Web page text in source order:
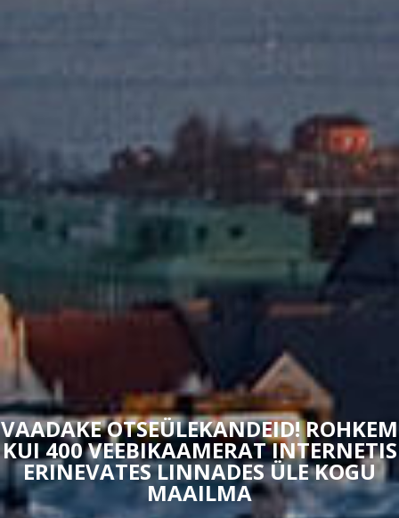
VAADAKE OTSEÜLEKANDEID! ROHKEM
KUI 400 VEEBIKAAMERAT INTERNETIS
ERINEVATES LINNADES ÜLE KOGU
MAAILMA